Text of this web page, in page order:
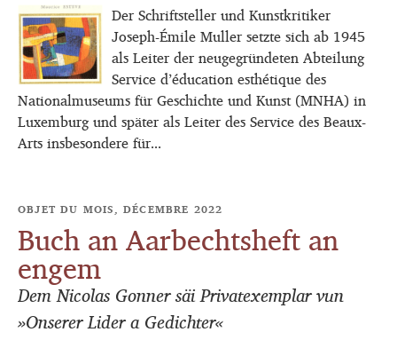
Der Schriftsteller und Kunstkritiker
Joseph-Émile Muller setzte sich ab 1945
als Leiter der neugegründeten Abteilung
Service d’éducation esthétique des
Nationalmuseums für Geschichte und Kunst (MNHA) in
Luxemburg und später als Leiter des Service des Beaux-
Arts insbesondere für...
OBJET DU MOIS, DÉCEMBRE 2022
Buch an Aarbechtsheft an
engem
Dem Nicolas Gonner säi Privatexemplar vun
»Onserer Lider a Gedichter«